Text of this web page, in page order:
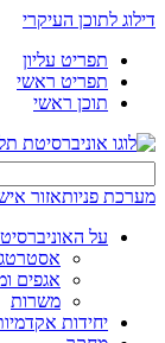
דילוג לתוכן העיקרי
תפריט עליון
תפריט ראשי
תוכן ראשי
מערכת פניותאזור
על
אגפים
משרות
יחידות